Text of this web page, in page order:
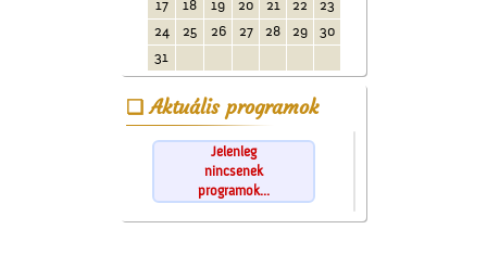
17
18 19 20 21 22
23
24
25 26 27 28 29
30
31
Aktuális programok
Jelenleg
nincsenek
programok...